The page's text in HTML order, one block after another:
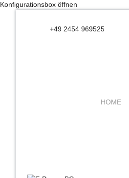
Konfigurationsbox öffnen
+49 2454 969525
HOME